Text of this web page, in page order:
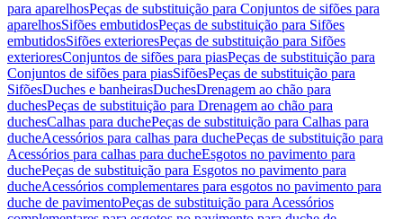
para aparelhosPeças de substituição para Conjuntos de sifões para
aparelhosSifões embutidosPeças de substituição para Sifões
embutidosSifões exterioresPeças de substituição para Sifões
exterioresConjuntos de sifões para piasPeças de substituição para
Conjuntos de sifões para piasSifõesPeças de substituição para
SifõesDuches e banheirasDuchesDrenagem ao chão para
duchesPeças de substituição para Drenagem ao chão para
duchesCalhas para duchePeças de substituição para Calhas para
ducheAcessórios para calhas para duchePeças de substituição para
Acessórios para calhas para ducheEsgotos no pavimento para
duchePeças de substituição para Esgotos no pavimento para
ducheAcessórios complementares para esgotos no pavimento para
duche de pavimentoPeças de substituição para Acessórios